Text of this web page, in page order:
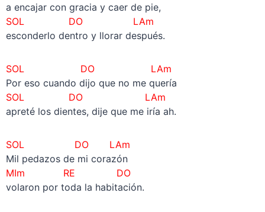
a encajar con gracia y caer de pie,
SOL DO LAm
esconderlo dentro y llorar después.
SOL DO LAm
Por eso cuando dijo que no me quería
SOL DO LAm
apreté los dientes, dije que me iría ah.
SOL DO LAm
Mil pedazos de mi corazón
MIm RE DO
volaron por toda la habitación.